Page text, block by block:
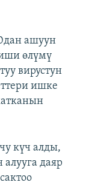
ашуун
өлүмү
вирустун
ишке
күч алды,
даяр